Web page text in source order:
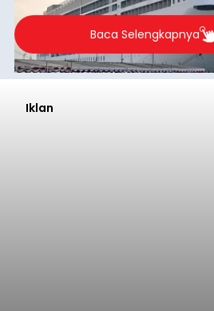
Baca Selengkapnya
Iklan